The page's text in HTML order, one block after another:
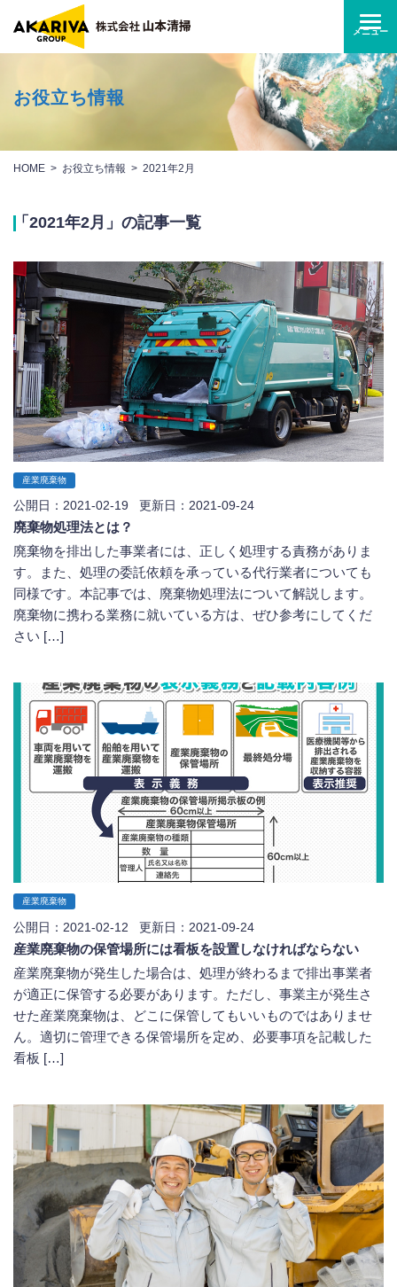
お役立ち情報
HOME お役立ち情報 2021年2月
「2021年2月」の記事一覧
産業廃棄物
公開日：2021-02-19 更新日：2021-09-24
廃棄物処理法とは？
廃棄物を排出した事業者には、正しく処理する責務がありま
す。また、処理の委託依頼を承っている代行業者についても
同様です。本記事では、廃棄物処理法について解説します。
廃棄物に携わる業務に就いている方は、ぜひ参考にしてくだ
さい […]
産業廃棄物
公開日：2021-02-12 更新日：2021-09-24
産業廃棄物の保管場所には看板を設置しなければならない
産業廃棄物が発生した場合は、処理が終わるまで排出事業者
が適正に保管する必要があります。ただし、事業主が発生さ
せた産業廃棄物は、どこに保管してもいいものではありませ
ん。適切に管理できる保管場所を定め、必要事項を記載した
看板 […]